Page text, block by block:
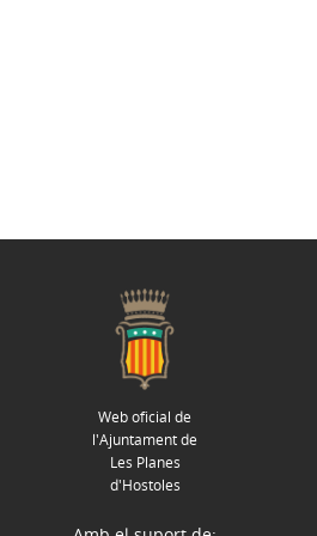
Web oficial de
l'Ajuntament de
Les Planes
d'Hostoles